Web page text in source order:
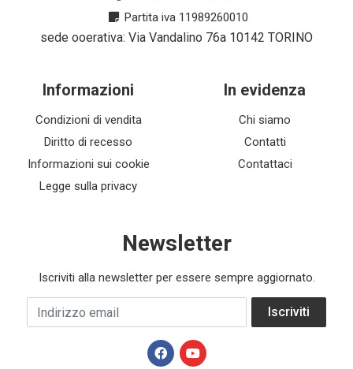
Partita iva 11989260010
sede ooerativa: Via Vandalino 76a 10142 TORINO
Informazioni
Condizioni di vendita
Diritto di recesso
Informazioni sui cookie
Legge sulla privacy
In evidenza
Chi siamo
Contatti
Contattaci
Newsletter
Iscriviti alla newsletter per essere sempre aggiornato.
Indirizzo email Iscriviti